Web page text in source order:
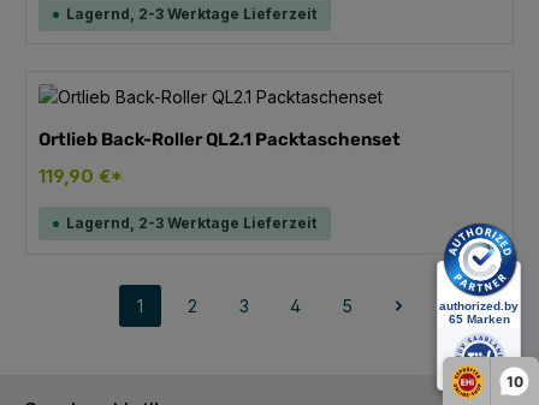
10
Lagernd, 2-3 Werktage Lieferzeit
Ortlieb Back-Roller QL2.1 Packtaschenset
119,90 €*
Lagernd, 2-3 Werktage Lieferzeit
Seite
1
Seite
2
Seite
3
Seite
4
Seite
5